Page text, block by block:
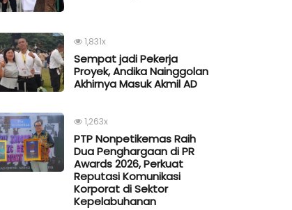
1,831x
Sempat jadi Pekerja
Proyek, Andika Nainggolan
Akhirnya Masuk Akmil AD
1,263x
PTP Nonpetikemas Raih
Dua Penghargaan di PR
Awards 2026, Perkuat
Reputasi Komunikasi
Korporat di Sektor
Kepelabuhanan